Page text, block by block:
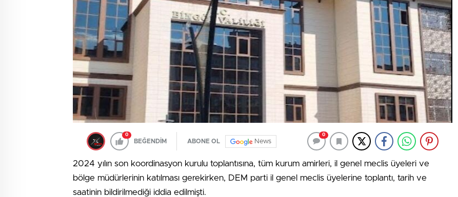
0
BEĞENDİM ABONE OL News
0
2024 yılın son koordinasyon kurulu toplantısına, tüm kurum amirleri, il genel meclis üyeleri ve
bölge müdürlerinin katılması gerekirken, DEM parti il genel meclis üyelerine toplantı, tarih ve
saatinin bildirilmediği iddia edilmişti.